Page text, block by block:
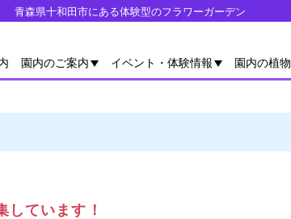
青森県十和田市にある体験型のフラワーガーデン
園内のご案内 イベント・体験情報 園内の植物
しています！